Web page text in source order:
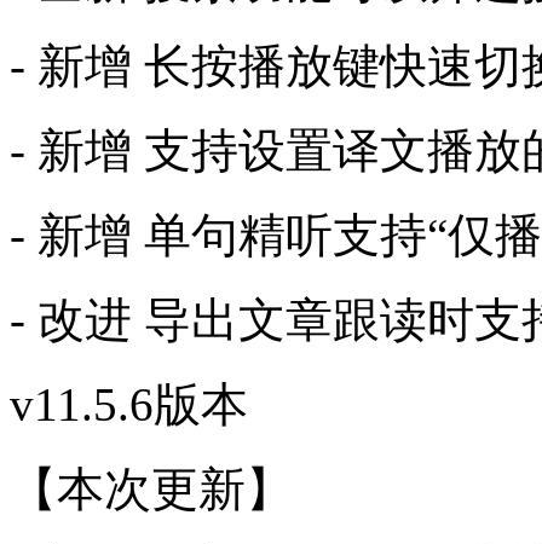
- 新增 长按播放键快速切
- 新增 支持设置译文播放
- 新增 单句精听支持“仅
- 改进 导出文章跟读时支
v11.5.6版本
【本次更新】